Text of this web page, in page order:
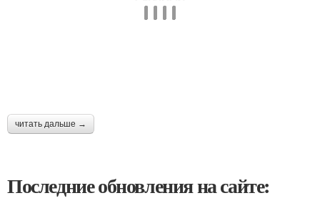
читать дальше →
Последние обновления на сайте: